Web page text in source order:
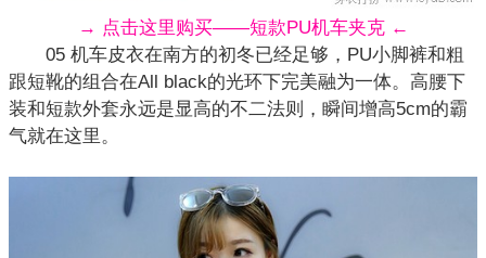
→ 点击这里购买——短款PU机车夹克 ←
05 机车皮衣在南方的初冬已经足够，PU小脚裤和粗
跟短靴的组合在All black的光环下完美融为一体。高腰下
装和短款外套永远是显高的不二法则，瞬间增高5cm的霸
气就在这里。